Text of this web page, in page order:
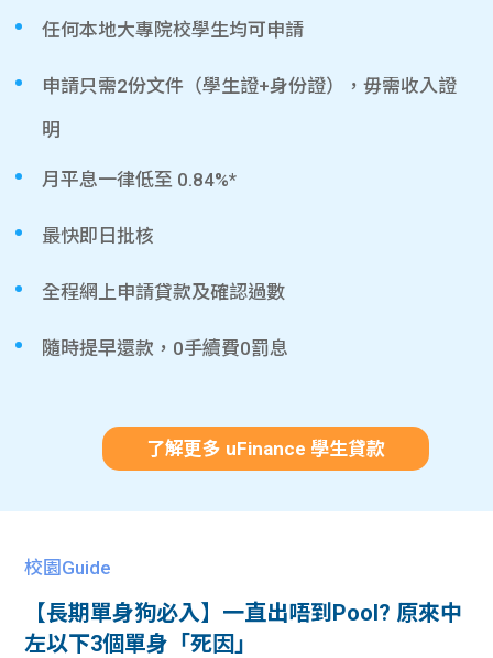
任何本地大專院校學生均可申請
申請只需2份文件（學生證+身份證），毋需收入證
明
月平息一律低至 0.84%*
最快即日批核
全程網上申請貸款及確認過數
隨時提早還款，0手續費0罰息
了解更多 uFinance 學生貸款
校園Guide
【長期單身狗必入】一直出唔到Pool? 原來中
左以下3個單身「死因」